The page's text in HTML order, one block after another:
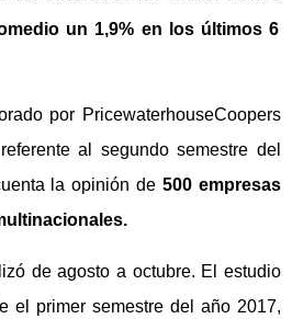
un 1,9% en los últimos 6
por PricewaterhouseCoopers
al segundo semestre del
la opinión de 500 empresas
de agosto a octubre. El estudio
el primer semestre del año 2017,